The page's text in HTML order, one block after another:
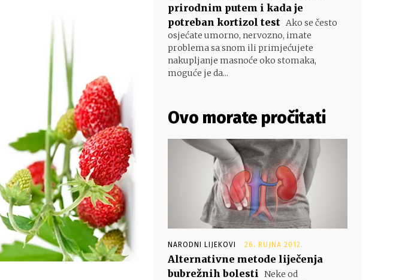
prirodnim putem i kada je
potreban kortizol test Ako se često
osjećate umorno, nervozno, imate
problema sa snom ili primjećujete
nakupljanje masnoće oko stomaka,
moguće je da...
Ovo morate pročitati
NARODNI LIJEKOVI 26. RUJNA 2012.
Alternativne metode liječenja
bubrežnih bolesti Neke od